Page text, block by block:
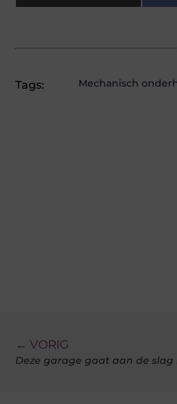
Tags: Mechanisch
← VORIG
Deze garage gaat aan de